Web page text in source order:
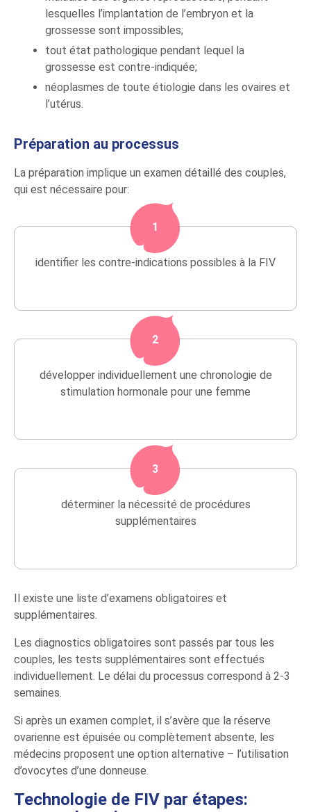
lesquelles l’implantation de l’embryon et la
grossesse sont impossibles;
tout état pathologique pendant lequel la
grossesse est contre-indiquée;
néoplasmes de toute étiologie dans les ovaires et
l’utérus.
Préparation au processus
La préparation implique un examen détaillé des couples,
qui est nécessaire pour:
1
identifier les contre-indications possibles à la FIV
2
développer individuellement une chronologie de
stimulation hormonale pour une femme
3
déterminer la nécessité de procédures
supplémentaires
Il existe une liste d’examens obligatoires et
supplémentaires.
Les diagnostics obligatoires sont passés par tous les
couples, les tests supplémentaires sont effectués
individuellement. Le délai du processus correspond à 2-3
semaines.
Si après un examen complet, il s’avère que la réserve
ovarienne est épuisée ou complètement absente, les
médecins proposent une option alternative – l’utilisation
d’ovocytes d’une donneuse.
Technologie de FIV par étapes: